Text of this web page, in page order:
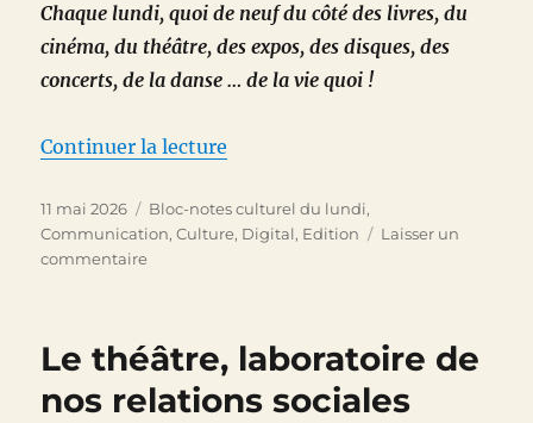
Chaque lundi, quoi de neuf du côté des livres, du
cinéma, du théâtre, des expos, des disques, des
concerts, de la danse … de la vie quoi !
Continuer la lecture
Publié
le
11 mai 2026 Catégories
Bloc-notes culturel du lundi,
Communication,Culture, Digital, Edition
Laisser un
commentairesur
du
11
mai
Le théâtre, laboratoire de
nos relations sociales